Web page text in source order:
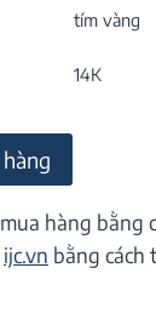
tím vàng
14K
hàng bằng
ijc.vn bằng cách